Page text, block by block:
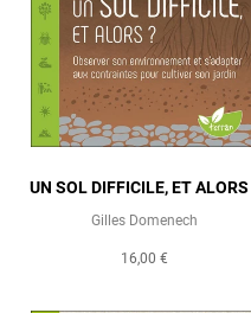
UN SOL DIFFICILE, ET ALORS
Gilles Domenech
16,00 €